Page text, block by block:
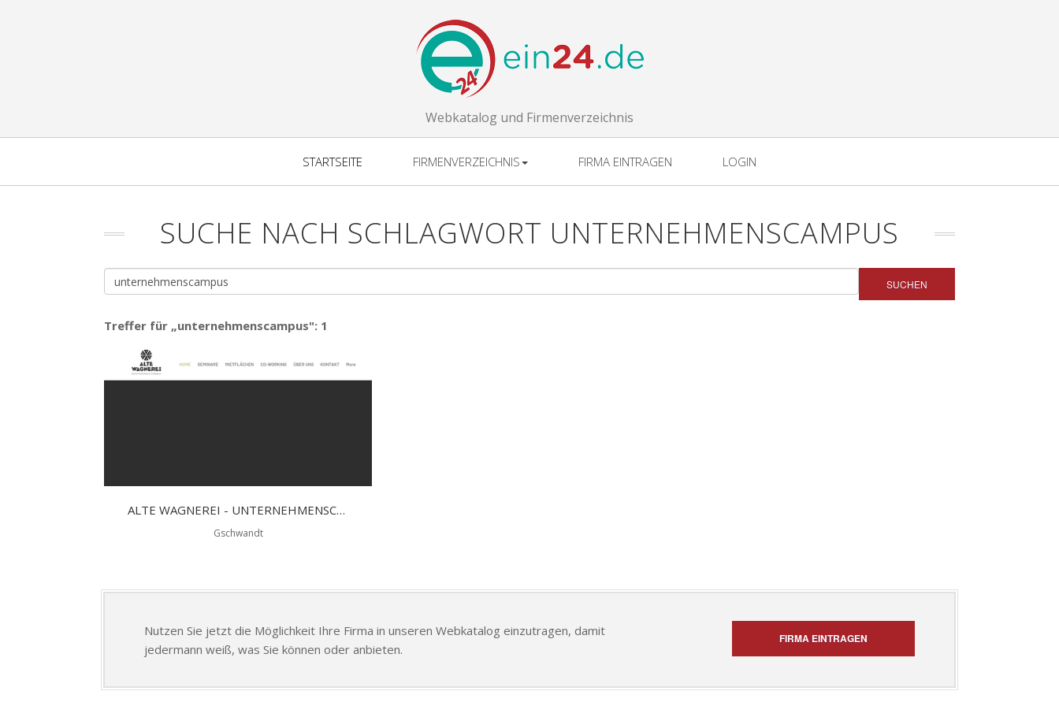
Webkatalog und Firmenverzeichnis
STARTSEITE FIRMENVERZEICHNIS FIRMA EINTRAGEN LOGIN
SUCHE NACH SCHLAGWORT UNTERNEHMENSCAMPUS
SUCHEN
Treffer für „unternehmenscampus": 1
ALTE WAGNEREI - UNTERNEHMENSCAMPUS
Gschwandt
Nutzen Sie jetzt die Möglichkeit Ihre Firma in unseren Webkatalog einzutragen, damit
jedermann weiß, was Sie können oder anbieten.
FIRMA EINTRAGEN